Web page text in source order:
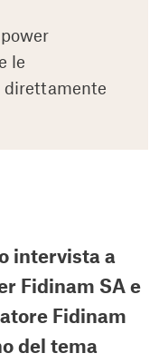
power
le
direttamente
intervista a
Fidinam SA e
Fidinam
del tema